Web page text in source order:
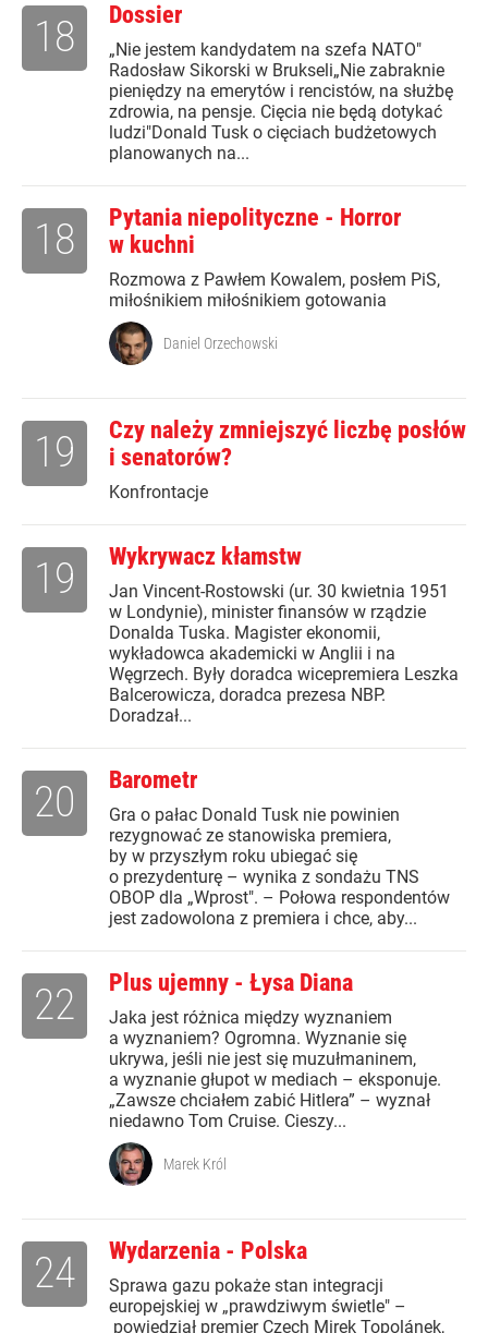
Dossier
„Nie jestem kandydatem na szefa NATO"
Radosław Sikorski w Brukseli„Nie zabraknie
pieniędzy na emerytów i rencistów, na służbę
zdrowia, na pensje. Cięcia nie będą dotykać
ludzi"Donald Tusk o cięciach budżetowych
planowanych na...
18
Pytania niepolityczne - Horror
w kuchni
Rozmowa z Pawłem Kowalem, posłem PiS,
miłośnikiem miłośnikiem gotowania
18
Daniel Orzechowski
Czy należy zmniejszyć liczbę posłów
i senatorów?
Konfrontacje
19
Wykrywacz kłamstw
Jan Vincent-Rostowski (ur. 30 kwietnia 1951
w Londynie), minister finansów w rządzie
Donalda Tuska. Magister ekonomii,
wykładowca akademicki w Anglii i na
Węgrzech. Były doradca wicepremiera Leszka
Balcerowicza, doradca prezesa NBP.
Doradzał...
19
Barometr
Gra o pałac Donald Tusk nie powinien
rezygnować ze stanowiska premiera,
by w przyszłym roku ubiegać się
o prezydenturę – wynika z sondażu TNS
OBOP dla „Wprost". – Połowa respondentów
jest zadowolona z premiera i chce, aby...
20
Plus ujemny - Łysa Diana
Jaka jest różnica między wyznaniem
a wyznaniem? Ogromna. Wyznanie się
ukrywa, jeśli nie jest się muzułmaninem,
a wyznanie głupot w mediach – eksponuje.
„Zawsze chciałem zabić Hitlera” – wyznał
niedawno Tom Cruise. Cieszy...
22
Marek Król
Wydarzenia - Polska
Sprawa gazu pokaże stan integracji
europejskiej w „prawdziwym świetle" –
powiedział premier Czech Mirek Topolánek,
24